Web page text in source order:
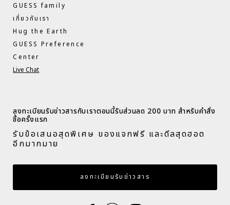
GUESS family
เกี่ยวกับเรา
Hug the Earth
GUESS Preference
Center
Live Chat
ลงทะเบียนรับข่าวสารกับเราตอนนี้รับส่วนลด 200 บาท สำหรับคำสั่ง
ซื้อครั้งแรก​
รับข้อเสนอสุดพิเศษ ของแจกฟรี และดีลสุดฮอต
อีกมากมาย​
กรอกอีเมล
ลงทะเบียนรับข่าวสาร